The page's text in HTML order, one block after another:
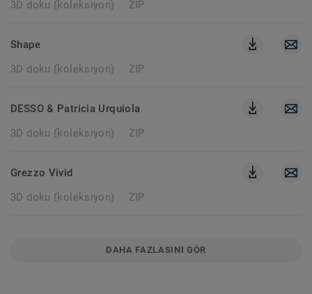
3D doku (koleksiyon)
ZIP
Shape
3D doku (koleksiyon)
ZIP
DESSO & Patricia Urquiola
3D doku (koleksiyon)
ZIP
Grezzo Vivid
3D doku (koleksiyon)
ZIP
DAHA FAZLASINI GÖR